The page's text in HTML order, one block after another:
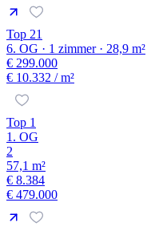
Top 21
6. OG · 1 zimmer · 28,9 m²
€ 299.000
€ 10.332 / m²
Top 1
1. OG
2
57,1 m²
€ 8.384
€ 479.000